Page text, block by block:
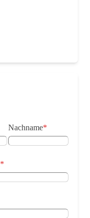
Nachname*
*